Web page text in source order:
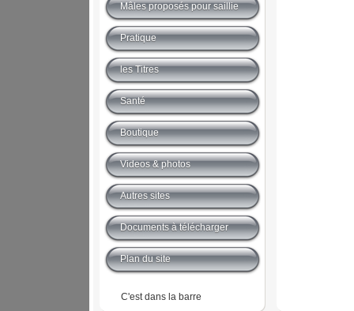
Mâles proposés pour saillie
Pratique
les Titres
Santé
Boutique
Videos & photos
Autres sites
Documents à télécharger
Plan du site
C'est dans la barre